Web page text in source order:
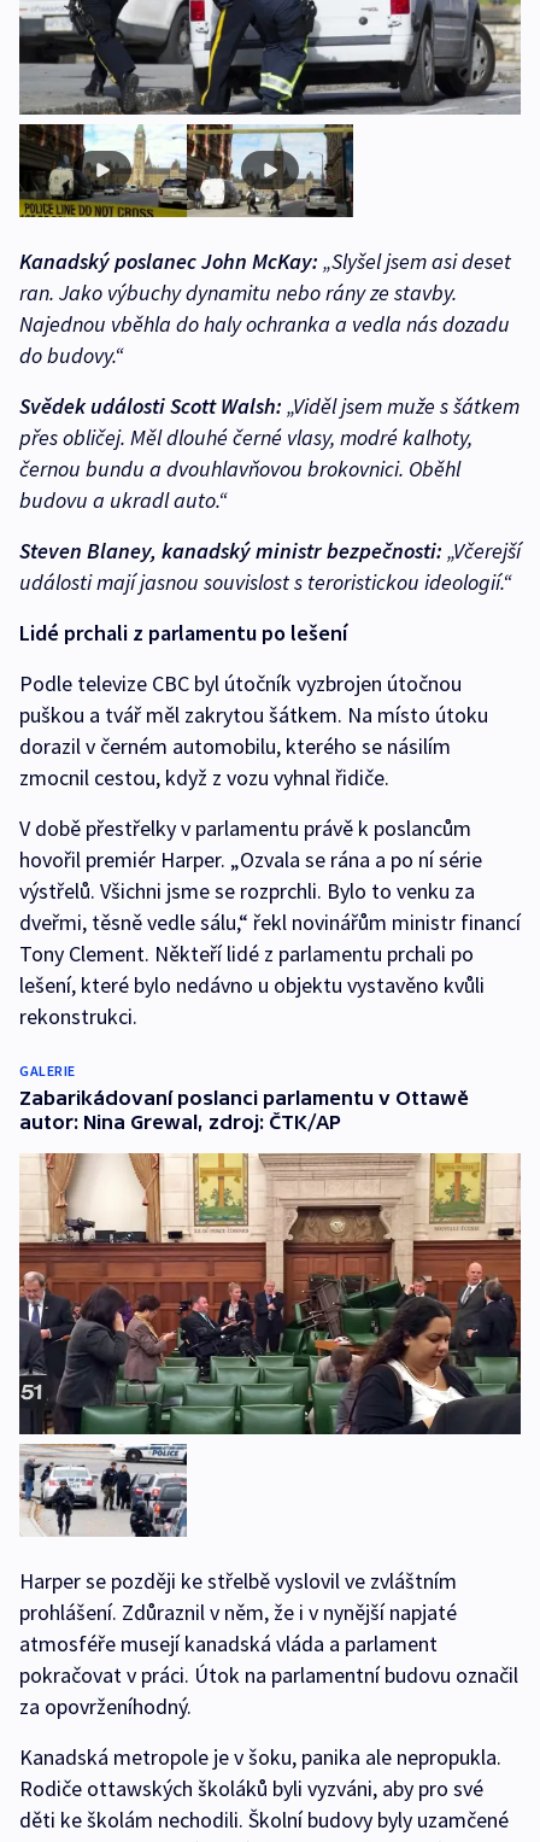
Kanadský poslanec John McKay: „Slyšel jsem asi deset
ran. Jako výbuchy dynamitu nebo rány ze stavby.
Najednou vběhla do haly ochranka a vedla nás dozadu
do budovy.“
Svědek události Scott Walsh: „Viděl jsem muže s šátkem
přes obličej. Měl dlouhé černé vlasy, modré kalhoty,
černou bundu a dvouhlavňovou brokovnici. Oběhl
budovu a ukradl auto.“
Steven Blaney, kanadský ministr bezpečnosti: „Včerejší
události mají jasnou souvislost s teroristickou ideologií.“
Lidé prchali z parlamentu po lešení
Podle televize CBC byl útočník vyzbrojen útočnou
puškou a tvář měl zakrytou šátkem. Na místo útoku
dorazil v černém automobilu, kterého se násilím
zmocnil cestou, když z vozu vyhnal řidiče.
V době přestřelky v parlamentu právě k poslancům
hovořil premiér Harper. „Ozvala se rána a po ní série
výstřelů. Všichni jsme se rozprchli. Bylo to venku za
dveřmi, těsně vedle sálu,“ řekl novinářům ministr financí
Tony Clement. Někteří lidé z parlamentu prchali po
lešení, které bylo nedávno u objektu vystavěno kvůli
rekonstrukci.
GALERIE
Zabarikádovaní poslanci parlamentu v Ottawě
autor: Nina Grewal, zdroj: ČTK/AP
Harper se později ke střelbě vyslovil ve zvláštním
prohlášení. Zdůraznil v něm, že i v nynější napjaté
atmosféře musejí kanadská vláda a parlament
pokračovat v práci. Útok na parlamentní budovu označil
za opovrženíhodný.
Kanadská metropole je v šoku, panika ale nepropukla.
Rodiče ottawských školáků byli vyzváni, aby pro své
děti ke školám nechodili. Školní budovy byly uzamčené